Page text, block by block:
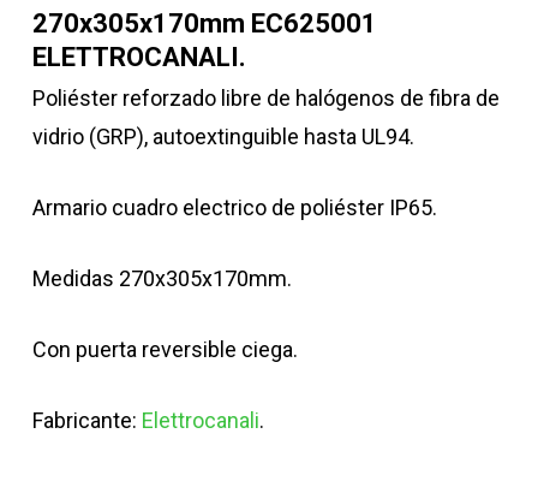
270x305x170mm EC625001
ELETTROCANALI.
Poliéster reforzado libre de halógenos de fibra de
vidrio (GRP), autoextinguible hasta UL94.
Armario cuadro electrico de poliéster IP65.
Medidas 270x305x170mm.
Con puerta reversible ciega.
Fabricante: Elettrocanali.